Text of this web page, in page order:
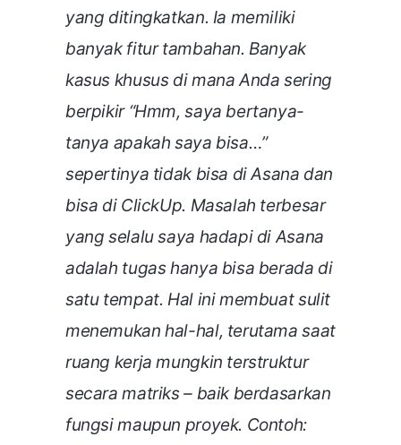
yang ditingkatkan. Ia memiliki
banyak fitur tambahan. Banyak
kasus khusus di mana Anda sering
berpikir “Hmm, saya bertanya-
tanya apakah saya bisa…”
sepertinya tidak bisa di Asana dan
bisa di ClickUp. Masalah terbesar
yang selalu saya hadapi di Asana
adalah tugas hanya bisa berada di
satu tempat. Hal ini membuat sulit
menemukan hal-hal, terutama saat
ruang kerja mungkin terstruktur
secara matriks – baik berdasarkan
fungsi maupun proyek. Contoh: